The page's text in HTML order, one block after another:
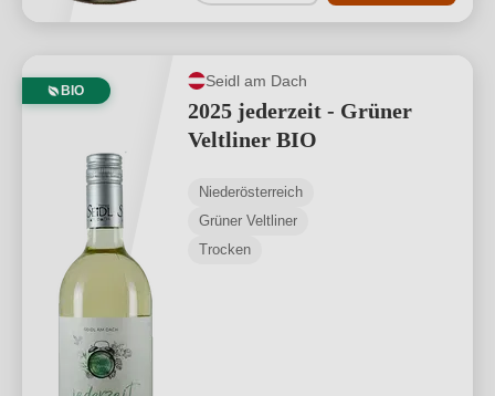
BIO
Seidl am Dach
2025 jederzeit - Grüner
Veltliner BIO
Niederösterreich
Grüner Veltliner
Trocken